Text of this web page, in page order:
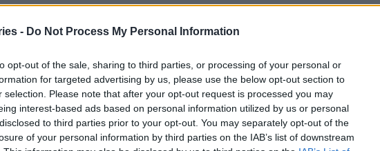
- Do Not Process My Personal Information
opt-out of the sale, sharing to third parties, or processing of your personal or
for targeted advertising by us, please use the below opt-out section to
selection. Please note that after your opt-out request is processed you may
interest-based ads based on personal information utilized by us or personal
to third parties prior to your opt-out. You may separately opt-out of the
of your personal information by third parties on the IAB’s list of downstream
ασπράδια μειώνουν τη διαιτητική
και ασπραδιών για πρωτεΐνη και